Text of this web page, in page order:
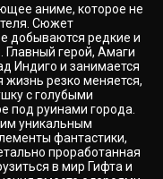
аниме, которое не
Сюжет
добываются редкие и
герой, Амаги
Индиго и занимается
жизнь резко меняется,
с голубыми
под руинами города.
уникальным
фантастики,
проработанная
в мир Гифта и